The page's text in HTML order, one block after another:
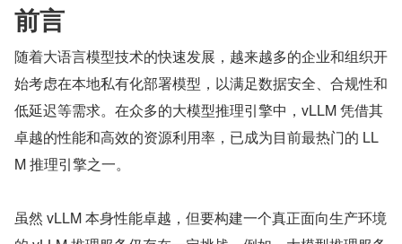
前言
随着大语言模型技术的快速发展，越来越多的企业和组织开
始考虑在本地私有化部署模型，以满足数据安全、合规性和
低延迟等需求。在众多的大模型推理引擎中，vLLM 凭借其
卓越的性能和高效的资源利用率，已成为目前最热门的 LL
M 推理引擎之一。
虽然 vLLM 本身性能卓越，但要构建一个真正面向生产环境